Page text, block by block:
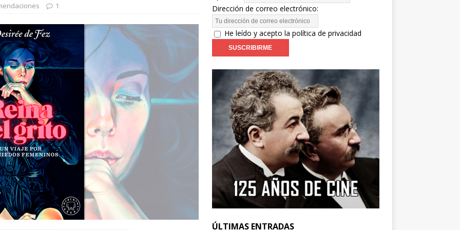
día 2. Meryl Streep, una “rockstar” en Cannes FESTIVALES
1
Dirección de correo electrónico:
He leído y acepto la política de privacidad
ÚLTIMAS ENTRADAS